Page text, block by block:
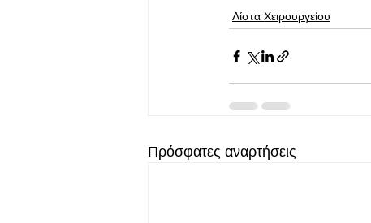
Λίστα Χειρουργείου
Πρόσφατες αναρτήσεις